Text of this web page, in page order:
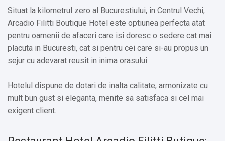
Situat la kilometrul zero al Bucurestiului, in Centrul Vechi,
Arcadio Filitti Boutique Hotel este optiunea perfecta atat
pentru oamenii de afaceri care isi doresc o sedere cat mai
placuta in Bucuresti, cat si pentru cei care si-au propus un
sejur cu adevarat reusit in inima orasului.
Hotelul dispune de dotari de inalta calitate, armonizate cu
mult bun gust si eleganta, menite sa satisfaca si cel mai
exigent client.